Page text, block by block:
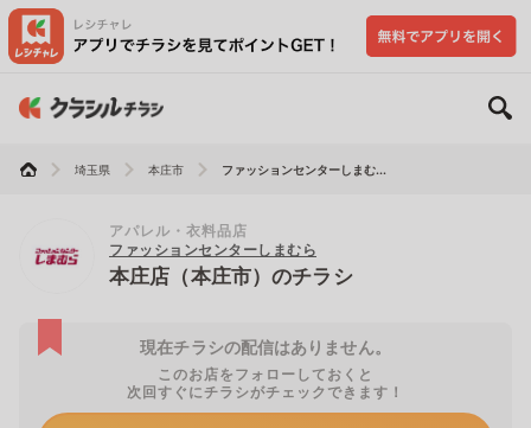
埼玉県 本庄市 ファッションセンターしまむ...
アパレル・衣料品店
ファッションセンターしまむら
本庄店（本庄市）のチラシ
現在チラシの配信はありません。
このお店をフォローしておくと
次回すぐにチラシがチェックできます！